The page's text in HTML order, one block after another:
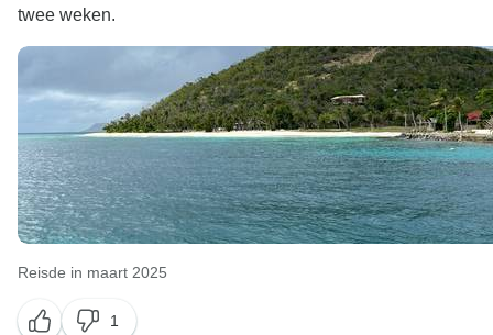
twee weken.
Reisde in maart 2025
1